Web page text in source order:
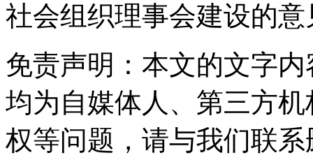
社会组织理事会建设的
免责声明：本文的文字
均为自媒体人、第三方
权等问题，请与我们联